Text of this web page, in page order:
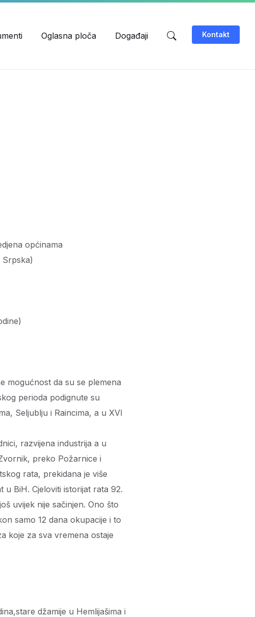
Oglasna ploča Događaji Kontakt
općinama
mogućnost da su se plemena
perioda podignute su
Seljublju i Raincima, a u XVI
razvijena industrija a u
preko Požarnice i
rata, prekidana je više
BiH. Cjeloviti istorijat rata 92.
uvijek nije sačinjen. Ono što
samo 12 dana okupacije i to
koje za sva vremena ostaje
džamije u Hemlijašima i